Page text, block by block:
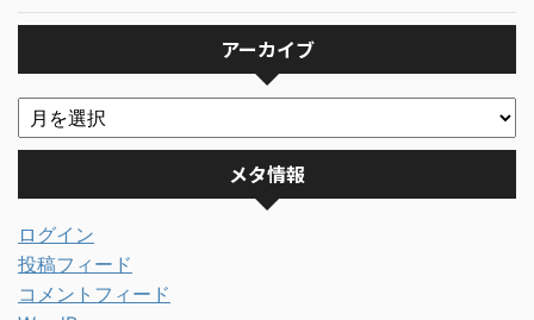
アーカイブ
メタ情報
ログイン
投稿フィード
コメントフィード